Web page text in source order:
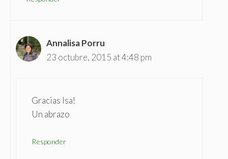
Annalisa Porru
23 octubre, 2015 at 4:48 pm
Gracias Isa!
Un abrazo
Responder